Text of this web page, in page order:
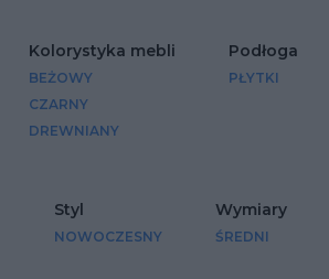
Kolorystyka mebli
BEŻOWY
CZARNY
DREWNIANY
Podłoga
PŁYTKI
Styl
NOWOCZESNY
Wymiary
ŚREDNI